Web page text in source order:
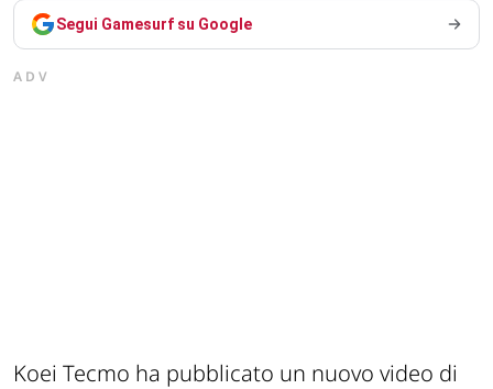
Segui Gamesurf su Google
ADV
Koei Tecmo ha pubblicato un nuovo video di